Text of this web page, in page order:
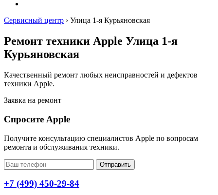
Сервисный центр › Улица 1-я Курьяновская
Ремонт техники Apple Улица 1-я
Курьяновская
Качественный ремонт любых неисправностей и дефектов
техники Apple.
Заявка на ремонт
Спросите Apple
Получите консультацию специалистов Apple по вопросам
ремонта и обслуживания техники.
Отправить
+7 (499) 450-29-84